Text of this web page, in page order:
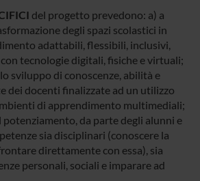
del progetto prevedono: a) a
degli spazi scolastici in
adattabili, flessibili, inclusivi,
tecnologie digitali, fisiche e virtuali;
sviluppo di conoscenze, abilità e
dei docenti finalizzate ad un utilizzo
di apprendimento multimediali;
potenziamento, da parte degli alunni e
sia disciplinari (conoscere la
direttamente con essa), sia
personali, sociali e imparare ad